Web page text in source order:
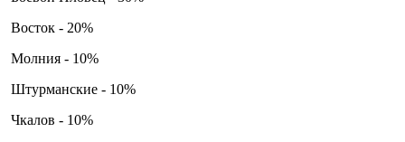
Восток - 20%
Молния - 10%
Штурманские - 10%
Чкалов - 10%